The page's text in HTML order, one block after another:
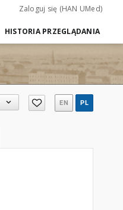
Zaloguj się (HAN UMed)
HISTORIA PRZEGLĄDANIA
EN PL